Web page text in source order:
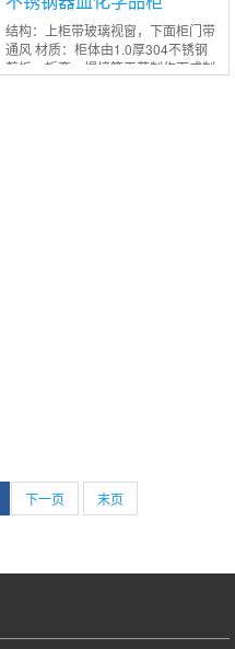
结构：上柜带玻璃视窗，下面柜门带
通风 材质：柜体由1.0厚304不锈钢
剪板、折弯、焊接等工艺制作而成制
下一页 末页